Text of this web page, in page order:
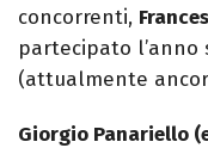
concorrenti,
partecipato l’anno
(attualmente
Giorgio Panariello